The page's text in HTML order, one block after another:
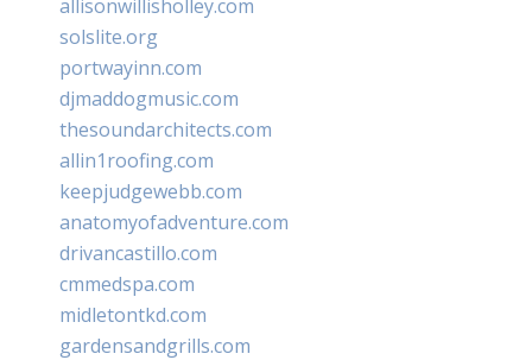
allisonwillisholley.com
solslite.org
portwayinn.com
djmaddogmusic.com
thesoundarchitects.com
allin1roofing.com
keepjudgewebb.com
anatomyofadventure.com
drivancastillo.com
cmmedspa.com
midletontkd.com
gardensandgrills.com